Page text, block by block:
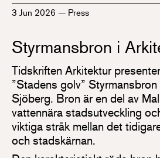
3 Jun 2026 — Press
Styrmansbron i
Tidskriften Arkitektur
”Stadens golv”
Sjöberg. Bron är en del av
vattennära stadsutveckling
viktiga stråk mellan det
och stadskärnan.